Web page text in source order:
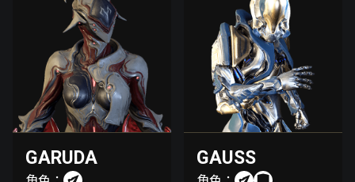
GARUDA GAUSS